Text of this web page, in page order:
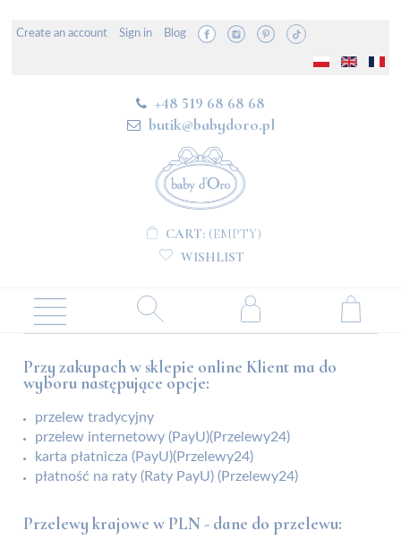
Create an account Sign in Blog
+48 519 68 68 68
butik@babydoro.pl
CART: (EMPTY)
WISHLIST
Przy zakupach w sklepie online Klient ma do
wyboru następujące opcje:
przelew tradycyjny
przelew internetowy (PayU)(Przelewy24)
karta płatnicza (PayU)(Przelewy24)
płatność na raty (Raty PayU) (Przelewy24)
Przelewy krajowe w PLN - dane do przelewu: